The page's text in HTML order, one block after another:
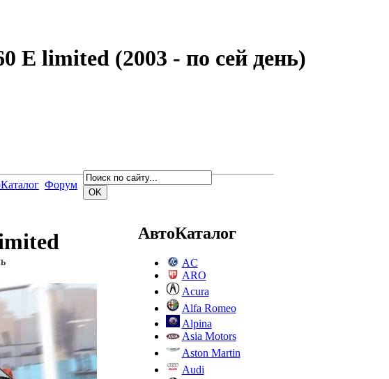
E limited (2003 - по сей день)
Форум
АвтоКаталог
AC
ARO
Acura
Alfa Romeo
Alpina
Asia Motors
Aston Martin
Audi